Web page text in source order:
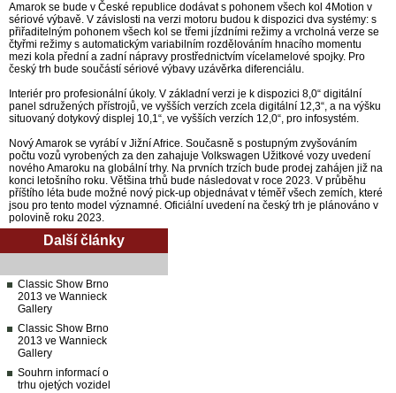
Amarok se bude v České republice dodávat s pohonem všech kol 4Motion v
sériové výbavě. V závislosti na verzi motoru budou k dispozici dva systémy: s
přiřaditelným pohonem všech kol se třemi jízdními režimy a vrcholná verze se
čtyřmi režimy s automatickým variabilním rozdělováním hnacího momentu
mezi kola přední a zadní nápravy prostřednictvím vícelamelové spojky. Pro
český trh bude součástí sériové výbavy uzávěrka diferenciálu.
Interiér pro profesionální úkoly. V základní verzi je k dispozici 8,0“ digitální
panel sdružených přístrojů, ve vyšších verzích zcela digitální 12,3“, a na výšku
situovaný dotykový displej 10,1“, ve vyšších verzích 12,0“, pro infosystém.
Nový Amarok se vyrábí v Jižní Africe. Současně s postupným zvyšováním
počtu vozů vyrobených za den zahajuje Volkswagen Užitkové vozy uvedení
nového Amaroku na globální trhy. Na prvních trzích bude prodej zahájen již na
konci letošního roku. Většina trhů bude následovat v roce 2023. V průběhu
příštího léta bude možné nový pick-up objednávat v téměř všech zemích, které
jsou pro tento model významné. Oficiální uvedení na český trh je plánováno v
polovině roku 2023.
Další články
Classic Show Brno
2013 ve Wannieck
Gallery
Classic Show Brno
2013 ve Wannieck
Gallery
Souhrn informací o
trhu ojetých vozidel